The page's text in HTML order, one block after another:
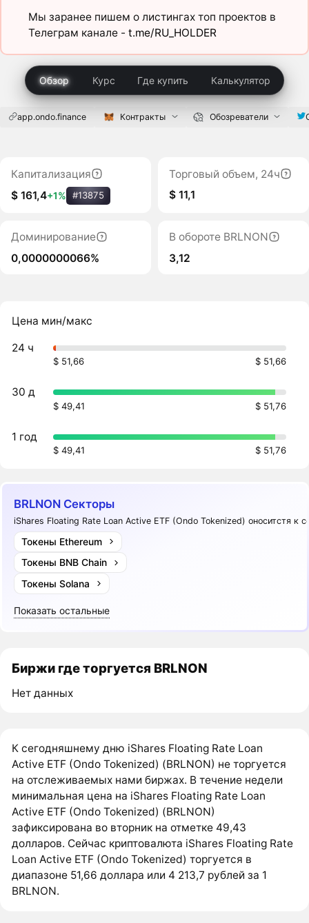
Мы заранее пишем о листингах топ проектов в
Телеграм канале - t.me/RU_HOLDER
Обзор Курс Где купить Калькулятор
app.ondo.finance Контракты Обозреватели
Капитализация
$ 161,4+1% #13875
Торговый объем, 24ч
$ 11,1
Доминирование
0,0000000066%
В обороте BRLNON
3,12
Цена мин/макс
24 ч
$ 51,66 $ 51,66
30 д
$ 49,41 $ 51,76
1 год
$ 49,41 $ 51,76
BRLNON Секторы
iShares Floating Rate Loan Active ETF (Ondo Tokenized) оноситстя к
Токены Ethereum
Токены BNB Chain
Токены Solana
Показать остальные
Биржи где торгуется BRLNON
Нет данных
К сегодняшнему дню iShares Floating Rate Loan
Active ETF (Ondo Tokenized) (BRLNON) не торгуется
на отслеживаемых нами биржах. В течение недели
минимальная цена на iShares Floating Rate Loan
Active ETF (Ondo Tokenized) (BRLNON)
зафиксирована во вторник на отметке 49,43
долларов. Сейчас криптовалюта iShares Floating Rate
Loan Active ETF (Ondo Tokenized) торгуется в
диапазоне 51,66 доллара или 4 213,7 рублей за 1
BRLNON.